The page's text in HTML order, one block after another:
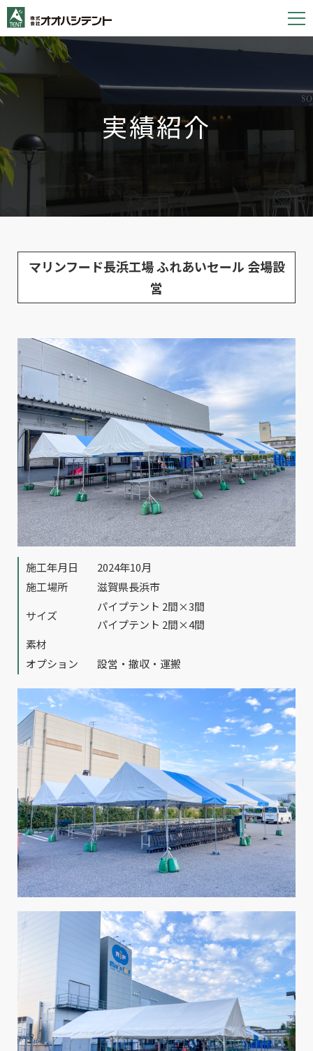
i
p
t
o
o
n
t
実績紹介
マリンフード長浜工場 ふれあいセール 会場設
営
施工年月日
2024年10月
施工場所
滋賀県長浜市
サイズ
パイプテント 2間×3間
パイプテント 2間×4間
素材
オプション
設営・撤収・運搬